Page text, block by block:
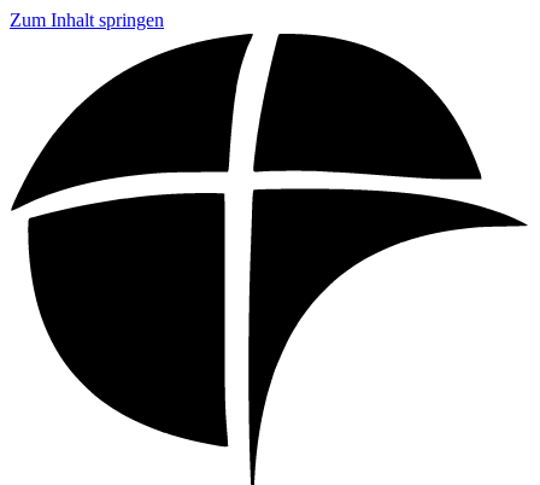
Zum Inhalt springen